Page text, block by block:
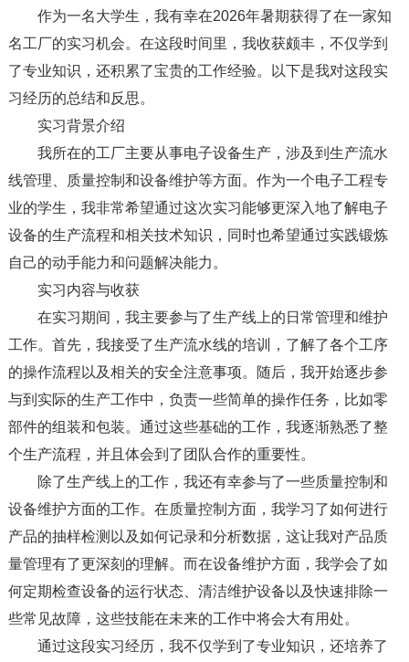
作为一名大学生，我有幸在2026年暑期获得了在一家知
名工厂的实习机会。在这段时间里，我收获颇丰，不仅学到
了专业知识，还积累了宝贵的工作经验。以下是我对这段实
习经历的总结和反思。
实习背景介绍
我所在的工厂主要从事电子设备生产，涉及到生产流水
线管理、质量控制和设备维护等方面。作为一个电子工程专
业的学生，我非常希望通过这次实习能够更深入地了解电子
设备的生产流程和相关技术知识，同时也希望通过实践锻炼
自己的动手能力和问题解决能力。
实习内容与收获
在实习期间，我主要参与了生产线上的日常管理和维护
工作。首先，我接受了生产流水线的培训，了解了各个工序
的操作流程以及相关的安全注意事项。随后，我开始逐步参
与到实际的生产工作中，负责一些简单的操作任务，比如零
部件的组装和包装。通过这些基础的工作，我逐渐熟悉了整
个生产流程，并且体会到了团队合作的重要性。
除了生产线上的工作，我还有幸参与了一些质量控制和
设备维护方面的工作。在质量控制方面，我学习了如何进行
产品的抽样检测以及如何记录和分析数据，这让我对产品质
量管理有了更深刻的理解。而在设备维护方面，我学会了如
何定期检查设备的运行状态、清洁维护设备以及快速排除一
些常见故障，这些技能在未来的工作中将会大有用处。
通过这段实习经历，我不仅学到了专业知识，还培养了